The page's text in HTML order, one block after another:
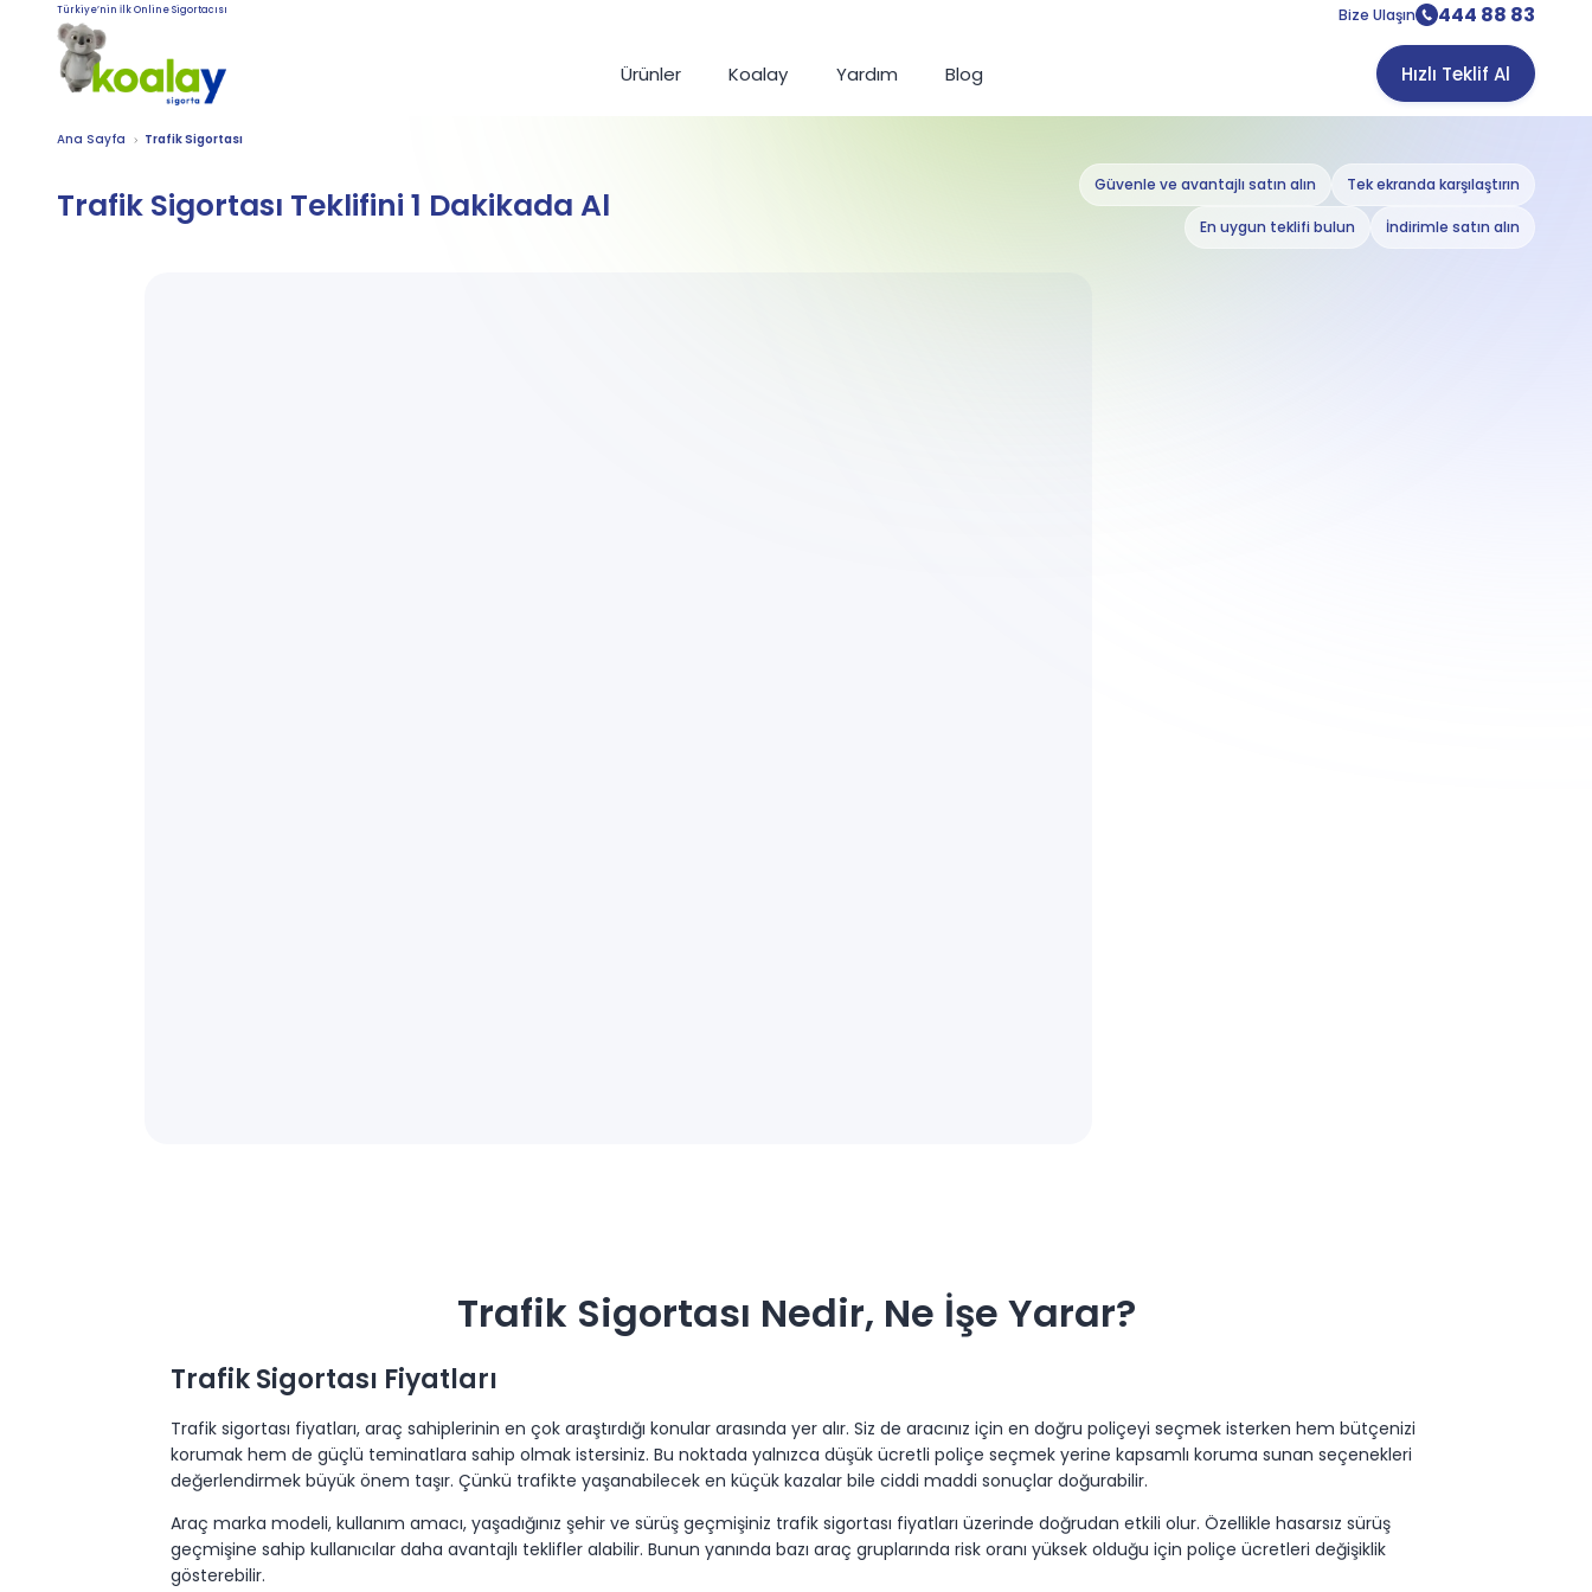
Bize Ulaşın 444 88 83
Türkiye’nin İlk Online Sigortacısı
Ürünler Koalay Yardım Blog Hızlı Teklif Al
Ana Sayfa Trafik Sigortası
Trafik Sigortası Teklifini 1 Dakikada Al
Güvenle ve avantajlı satın alın Tek ekranda karşılaştırın
En uygun teklifi bulun İndirimle satın alın
Trafik Sigortası Nedir, Ne İşe Yarar?
Trafik Sigortası Fiyatları
Trafik sigortası fiyatları, araç sahiplerinin en çok araştırdığı konular arasında yer alır. Siz de aracınız için en doğru poliçeyi seçmek isterken hem bütçenizi
korumak hem de güçlü teminatlara sahip olmak istersiniz. Bu noktada yalnızca düşük ücretli poliçe seçmek yerine kapsamlı koruma sunan seçenekleri
değerlendirmek büyük önem taşır. Çünkü trafikte yaşanabilecek en küçük kazalar bile ciddi maddi sonuçlar doğurabilir.
Araç marka modeli, kullanım amacı, yaşadığınız şehir ve sürüş geçmişiniz trafik sigortası fiyatları üzerinde doğrudan etkili olur. Özellikle hasarsız sürüş
geçmişine sahip kullanıcılar daha avantajlı teklifler alabilir. Bunun yanında bazı araç gruplarında risk oranı yüksek olduğu için poliçe ücretleri değişiklik
gösterebilir.